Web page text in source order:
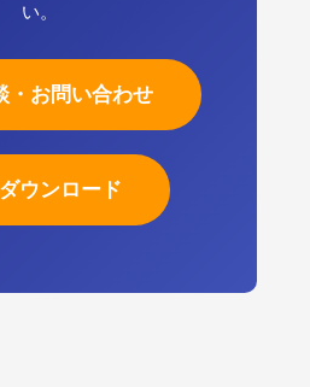
い。
・お問い合わせ
ウンロード